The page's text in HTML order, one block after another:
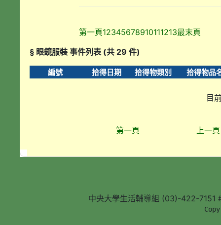
第一頁12345678910111213最末頁
§ 眼鏡服裝 事件列表 (共 29 件)
編號 拾得日期 拾得物類別 拾得物品
目
第一頁 上一頁
中央大學生活輔導組 (03)-422-7151